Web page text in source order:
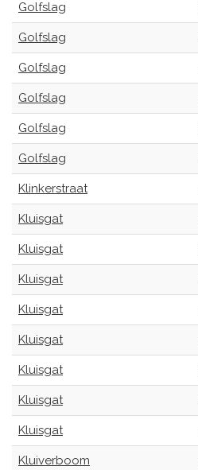
Golfslag
Golfslag
Golfslag
Golfslag
Golfslag
Golfslag
Klinkerstraat
Kluisgat
Kluisgat
Kluisgat
Kluisgat
Kluisgat
Kluisgat
Kluisgat
Kluisgat
Kluiverboom